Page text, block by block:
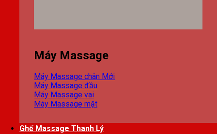
Máy Massage
Máy Massage chân
Máy Massage đầu
Máy Massage vai
Máy Massage mặt
Ghế Massage Thanh Lý